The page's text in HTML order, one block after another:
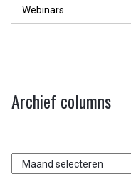
Webinars
Archief columns
Archief
columns